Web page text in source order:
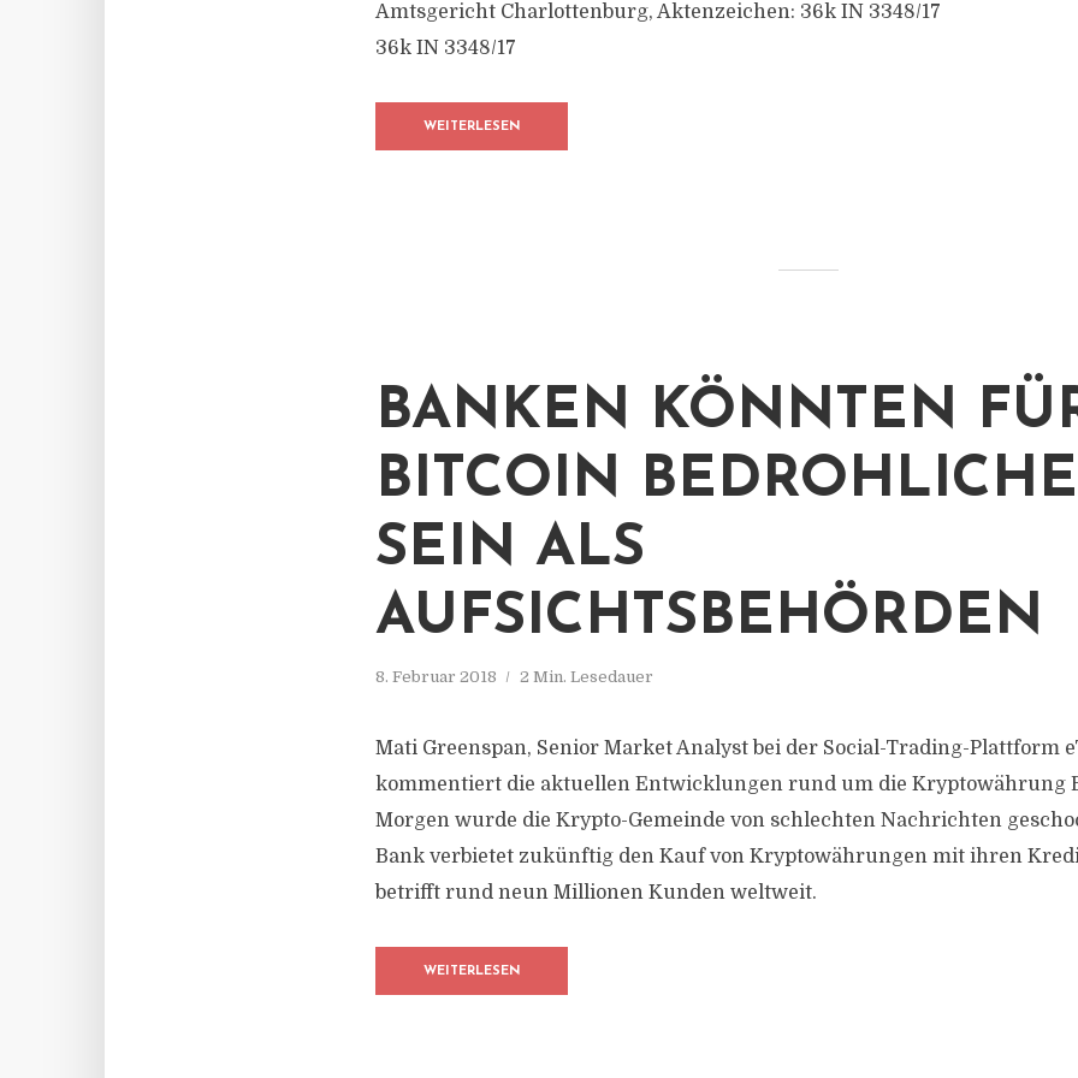
Amtsgericht Charlottenburg, Aktenzeichen: 36k IN 3348/17
36k IN 3348/17
WEITERLESEN
BANKEN KÖNNTEN
BITCOIN
SEIN ALS
AUFSICHTSBEHÖRDEN
8. Februar 2018 2 Min. Lesedauer
Mati Greenspan, Senior Market Analyst bei der Social-Trading-Plattform
kommentiert die aktuellen Entwicklungen rund um die Kryptowährung
Morgen wurde die Krypto-Gemeinde von schlechten Nachrichten
Bank verbietet zukünftig den Kauf von Kryptowährungen mit ihren
betrifft rund neun Millionen Kunden weltweit.
WEITERLESEN